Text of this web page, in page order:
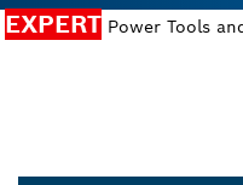
EXPERT Power Tools